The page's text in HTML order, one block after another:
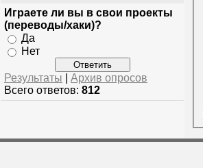
Играете ли вы в свои проекты
(переводы/хаки)?
Да
Нет
Результаты
Архив опросов
Всего ответов: 812